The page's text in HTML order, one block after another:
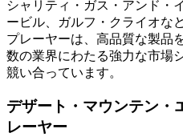
シャリティ・ガス・アンド・
ービル、ガルフ・クライオな
プレーヤーは、高品質な製品
数の業界にわたる強力な市場
競い合っています。
デザート・マウンテン・
レーヤー